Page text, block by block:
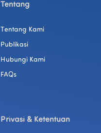
Tentang
Tentang Kami
Publikasi
Hubungi Kami
FAQs
Privasi & Ketentuan